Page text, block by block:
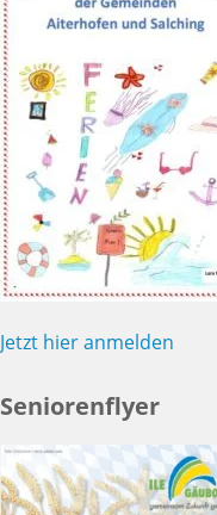
Jetzt hier anmelden
Seniorenflyer